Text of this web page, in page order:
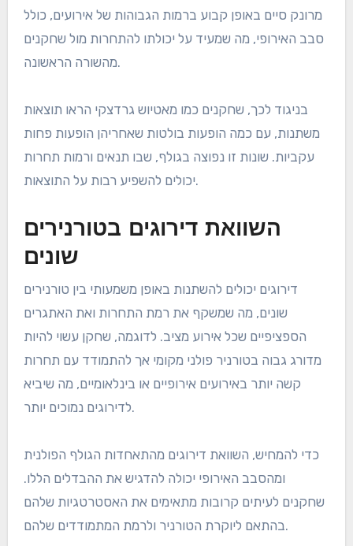
מרונק סיים באופן קבוע ברמות הגבוהות של אירועים, כולל
סבב האירופי, מה שמעיד על יכולתו להתחרות מול שחקנים
מהשורה הראשונה.
בניגוד לכך, שחקנים כמו מאטיוש גרדצקי הראו תוצאות
משתנות, עם כמה הופעות בולטות שאחריהן הופעות פחות
עקביות. שונות זו נפוצה בגולף, שבו תנאים ורמות תחרות
יכולים להשפיע רבות על התוצאות.
השוואת דירוגים בטורנירים
שונים
דירוגים יכולים להשתנות באופן משמעותי בין טורנירים
שונים, מה שמשקף את רמת התחרות ואת האתגרים
הספציפיים שכל אירוע מציב. לדוגמה, שחקן עשוי להיות
מדורג גבוה בטורניר פולני מקומי אך להתמודד עם תחרות
קשה יותר באירועים אירופיים או בינלאומיים, מה שיביא
לדירוגים נמוכים יותר.
כדי להמחיש, השוואת דירוגים מהתאחדות הגולף הפולנית
ומהסבב האירופי יכולה להדגיש את ההבדלים הללו.
שחקנים לעיתים קרובות מתאימים את האסטרטגיות שלהם
בהתאם ליוקרת הטורניר ולרמת המתמודדים שלהם.